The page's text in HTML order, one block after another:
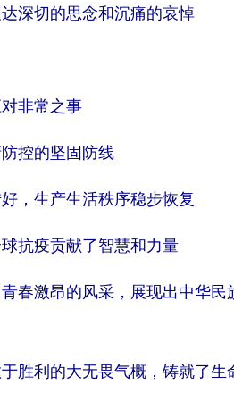
深切的思念和沉痛的哀悼
非常之事
控的坚固防线​​​​
，生产生活秩序稳步恢复
抗疫贡献了智慧和力量
春激昂的风采，展现出中华民
胜利的大无畏气概，铸就了生